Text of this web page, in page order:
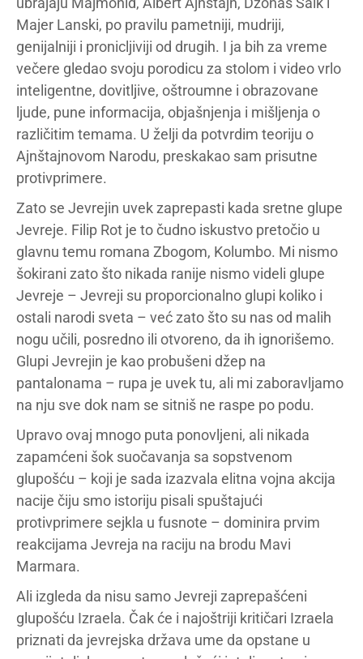
Majer Lanski, po pravilu pametniji, mudriji,
genijalniji i pronicljiviji od drugih. I ja bih za vreme
večere gledao svoju porodicu za stolom i video vrlo
inteligentne, dovitljive, oštroumne i obrazovane
ljude, pune informacija, objašnjenja i mišljenja o
različitim temama. U želji da potvrdim teoriju o
Ajnštajnovom Narodu, preskakao sam prisutne
protivprimere.
Zato se Jevrejin uvek zaprepasti kada sretne glupe
Jevreje. Filip Rot je to čudno iskustvo pretočio u
glavnu temu romana Zbogom, Kolumbo. Mi nismo
šokirani zato što nikada ranije nismo videli glupe
Jevreje – Jevreji su proporcionalno glupi koliko i
ostali narodi sveta – već zato što su nas od malih
nogu učili, posredno ili otvoreno, da ih ignorišemo.
Glupi Jevrejin je kao probušeni džep na
pantalonama – rupa je uvek tu, ali mi zaboravljamo
na nju sve dok nam se sitniš ne raspe po podu.
Upravo ovaj mnogo puta ponovljeni, ali nikada
zapamćeni šok suočavanja sa sopstvenom
glupošću – koji je sada izazvala elitna vojna akcija
nacije čiju smo istoriju pisali spuštajući
protivprimere sejkla u fusnote – dominira prvim
reakcijama Jevreja na raciju na brodu Mavi
Marmara.
Ali izgleda da nisu samo Jevreji zaprepašćeni
glupošću Izraela. Čak će i najoštriji kritičari Izraela
priznati da jevrejska država ume da opstane u